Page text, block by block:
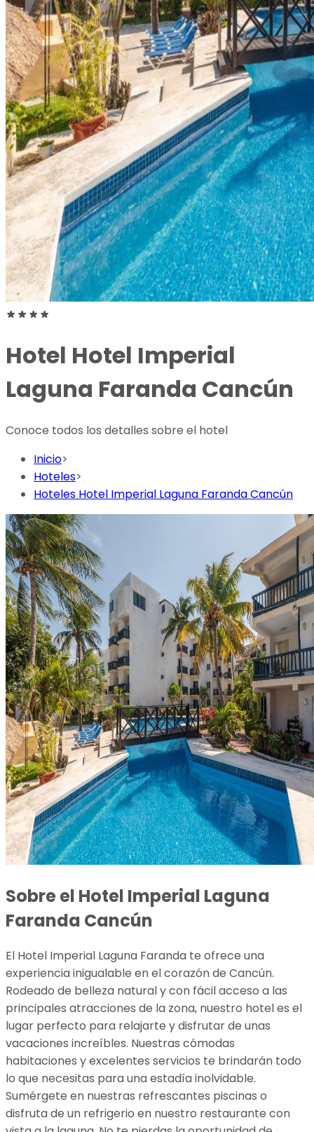
Hotel Hotel Imperial
Laguna Faranda Cancún
Conoce todos los detalles sobre el hotel
Inicio>
Hoteles>
Hoteles Hotel Imperial Laguna Faranda Cancún
Sobre el Hotel Imperial Laguna
Faranda Cancún
El Hotel Imperial Laguna Faranda te ofrece una
experiencia inigualable en el corazón de Cancún.
Rodeado de belleza natural y con fácil acceso a las
principales atracciones de la zona, nuestro hotel es el
lugar perfecto para relajarte y disfrutar de unas
vacaciones increíbles. Nuestras cómodas
habitaciones y excelentes servicios te brindarán todo
lo que necesitas para una estadía inolvidable.
Sumérgete en nuestras refrescantes piscinas o
disfruta de un refrigerio en nuestro restaurante con